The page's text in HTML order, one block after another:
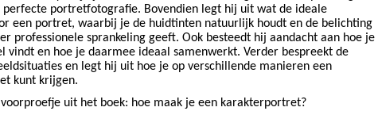
perfecte portretfotografie. Bovendien legt hij uit wat de ideale
een portret, waarbij je de huidtinten natuurlijk houdt en de belichting
professionele sprankeling geeft. Ook besteedt hij aandacht aan hoe je
vindt en hoe je daarmee ideaal samenwerkt. Verder bespreekt de
en legt hij uit hoe je op verschillende manieren een
kunt krijgen.
uit het boek: hoe maak je een karakterportret?